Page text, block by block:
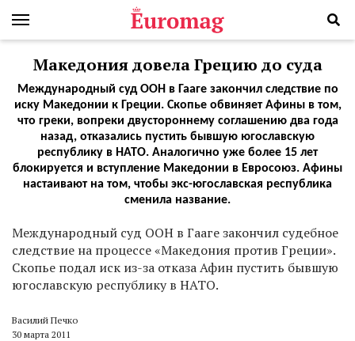
Македония довела Грецию до суда
Международный суд ООН в Гааге закончил следствие по
иску Македонии к Греции. Скопье обвиняет Афины в том,
что греки, вопреки двустороннему соглашению два года
назад, отказались пустить бывшую югославскую
республику в НАТО. Аналогично уже более 15 лет
блокируется и вступление Македонии в Евросоюз. Афины
настаивают на том, чтобы экс-югославская республика
сменила название.
Международный суд ООН в Гааге закончил судебное
следствие на процессе «Македония против Греции».
Скопье подал иск из-за отказа Афин пустить бывшую
югославскую республику в НАТО.
Василий Печко
30 марта 2011